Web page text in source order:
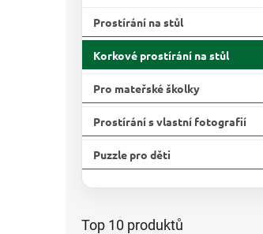
Prostírání na stůl
Korkové prostírání na stůl
Pro mateřské školky
Prostírání s vlastní fotografií
Puzzle pro děti
kategorie
Top 10 produktů